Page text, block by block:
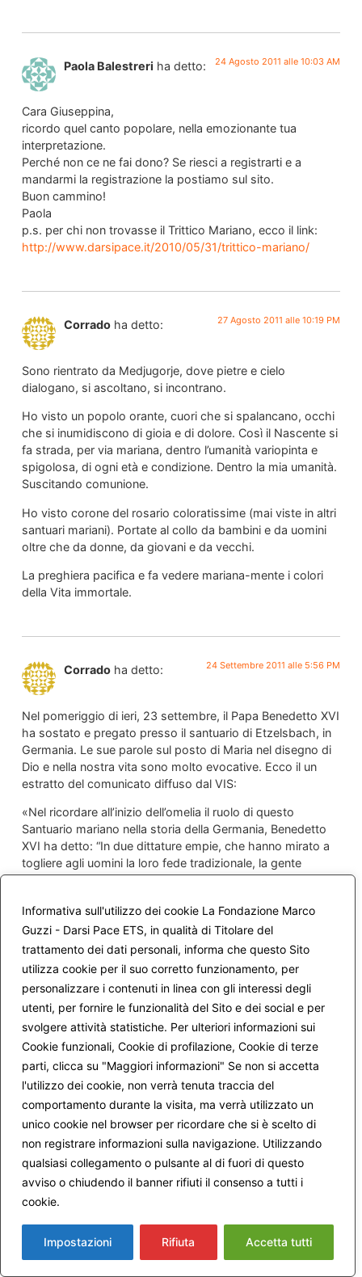
Informativa sull'utilizzo dei cookie La Fondazione Marco
Guzzi - Darsi Pace ETS, in qualità di Titolare del
trattamento dei dati personali, informa che questo Sito
utilizza cookie per il suo corretto funzionamento, per
personalizzare i contenuti in linea con gli interessi degli
utenti, per fornire le funzionalità del Sito e dei social e per
svolgere attività statistiche. Per ulteriori informazioni sui
Cookie funzionali, Cookie di profilazione, Cookie di terze
parti, clicca su "Maggiori informazioni" Se non si accetta
l'utilizzo dei cookie, non verrà tenuta traccia del
comportamento durante la visita, ma verrà utilizzato un
unico cookie nel browser per ricordare che si è scelto di
non registrare informazioni sulla navigazione. Utilizzando
qualsiasi collegamento o pulsante al di fuori di questo
avviso o chiudendo il banner rifiuti il consenso a tutti i
cookie.
Impostazioni Rifiuta Accetta tutti
Paola Balestreri ha detto: 24 Agosto 2011 alle 10:03 AM
Cara Giuseppina,
ricordo quel canto popolare, nella emozionante tua
interpretazione.
Perché non ce ne fai dono? Se riesci a registrarti e a
mandarmi la registrazione la postiamo sul sito.
Buon cammino!
Paola
p.s. per chi non trovasse il Trittico Mariano, ecco il link:
http://www.darsipace.it/2010/05/31/trittico-mariano/
Corrado ha detto: 27 Agosto 2011 alle 10:19 PM
Sono rientrato da Medjugorje, dove pietre e cielo
dialogano, si ascoltano, si incontrano.
Ho visto un popolo orante, cuori che si spalancano, occhi
che si inumidiscono di gioia e di dolore. Così il Nascente si
fa strada, per via mariana, dentro l’umanità variopinta e
spigolosa, di ogni età e condizione. Dentro la mia umanità.
Suscitando comunione.
Ho visto corone del rosario coloratissime (mai viste in altri
santuari mariani). Portate al collo da bambini e da uomini
oltre che da donne, da giovani e da vecchi.
La preghiera pacifica e fa vedere mariana-mente i colori
della Vita immortale.
Corrado ha detto: 24 Settembre 2011 alle 5:56 PM
Nel pomeriggio di ieri, 23 settembre, il Papa Benedetto XVI
ha sostato e pregato presso il santuario di Etzelsbach, in
Germania. Le sue parole sul posto di Maria nel disegno di
Dio e nella nostra vita sono molto evocative. Ecco il un
estratto del comunicato diffuso dal VIS:
«Nel ricordare all’inizio dell’omelia il ruolo di questo
Santuario mariano nella storia della Germania, Benedetto
XVI ha detto: “In due dittature empie, che hanno mirato a
togliere agli uomini la loro fede tradizionale, la gente
dell’Eichsfeld era sicura di trovare qui, nel Santuario di
Nel descrivere l’immagine della Pietà custodita nel
Santuario, il Papa ha sottolineato la particolarità della
posizione del Crocifisso che giace con il capo verso
destra, così che la ferita del costato è nascosta. “A me
sembra che in tale rappresentazione si nasconda un
profondo significato” – ha detto il Papa – “Nell’immagine
miracolosa di Etzelsbach i cuori di Gesù e di sua Madre
sono rivolti l’uno verso l’altro; s’avvicinano l’uno all’altro. Si
scambiano a vicenda il loro amore (…). Nel cuore di Maria
c’è lo spazio per l’amore che il suo Figlio divino vuole
“Non è l’autorealizzazione a compiere il vero sviluppo della
persona” – ha affermato il Pontefice – “cosa che oggi viene
proposta come modello della vita moderna, ma che può
facilmente mutarsi in una forma di egoismo raffinato. È
piuttosto l’atteggiamento del dono di sé, che si orienta
verso il cuore di Maria e con ciò anche verso il cuore del
Redentore”.